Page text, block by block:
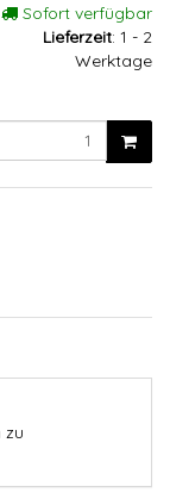
Sofort verfügbar
Lieferzeit: 1 - 2
Werktage
zu